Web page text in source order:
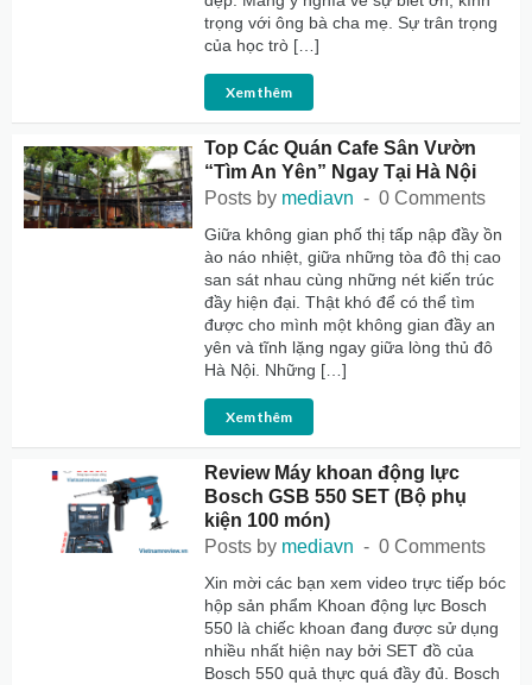
trọng với ông bà cha mẹ. Sự trân trọng
của học trò […]
Xem thêm
Top Các Quán Cafe Sân Vườn
“Tìm An Yên” Ngay Tại Hà Nội
Posts by mediavn 0 Comments
Giữa không gian phố thị tấp nập đầy ồn
ào náo nhiệt, giữa những tòa đô thị cao
san sát nhau cùng những nét kiến trúc
đầy hiện đại. Thật khó để có thể tìm
được cho mình một không gian đầy an
yên và tĩnh lặng ngay giữa lòng thủ đô
Hà Nội. Những […]
Xem thêm
Review Máy khoan động lực
Bosch GSB 550 SET (Bộ phụ
kiện 100 món)
Posts by mediavn 0 Comments
Xin mời các bạn xem video trực tiếp bóc
hộp sản phẩm Khoan động lực Bosch
550 là chiếc khoan đang được sử dụng
nhiều nhất hiện nay bởi SET đồ của
Bosch 550 quả thực quá đầy đủ. Bosch